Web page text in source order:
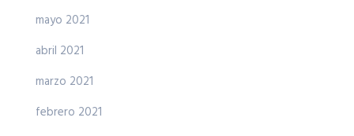
mayo 2021
abril 2021
marzo 2021
febrero 2021